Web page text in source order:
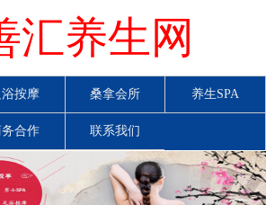
汇养生网
浴按摩 桑拿会所 养生SPA
合作 联系我们